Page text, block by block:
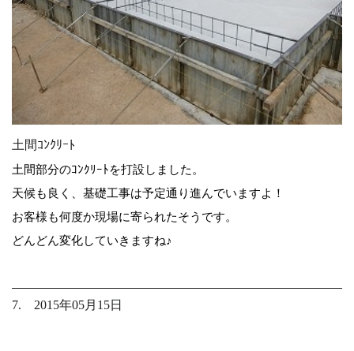
土間ｺﾝｸﾘｰﾄ
土間部分のｺﾝｸﾘｰﾄを打設しました。
天候も良く、基礎工事は予定通り進んでいますよ！
お客様も何度か現場に寄られたそうです。
どんどん変化していきますね♪
7. 2015年05月15日